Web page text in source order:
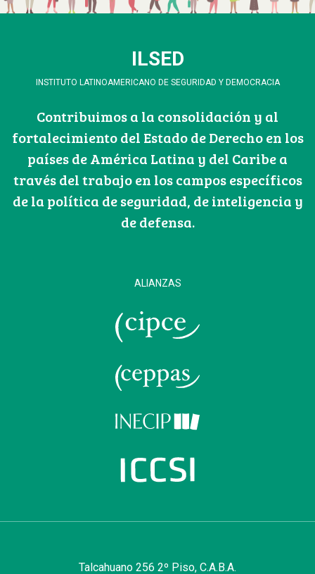
ILSED
INSTITUTO LATINOAMERICANO DE SEGURIDAD Y DEMOCRACIA
Contribuimos a la consolidación y al
fortalecimiento del Estado de Derecho en los
países de América Latina y del Caribe a
través del trabajo en los campos específicos
de la política de seguridad, de inteligencia y
de defensa.
ALIANZAS
Talcahuano 256 2º Piso, C.A.B.A.